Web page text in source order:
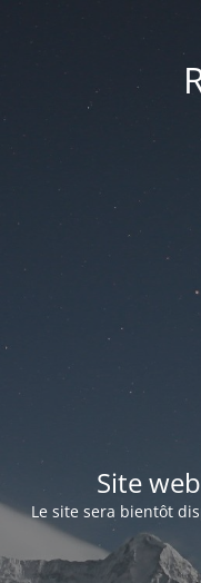
Site
Le site sera bientôt